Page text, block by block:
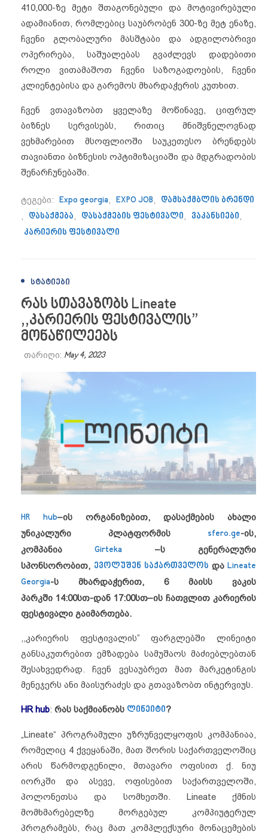
410,000-ზე მეტი შთაგონებული და მოტივირებული
ადამიანით, რომლებიც საუბრობენ 300-ზე მეტ ენაზე,
ჩვენი გლობალური მასშტაბი და ადგილობრივი
ოპერირება, საშუალებას გვაძლევს დადებითი
როლი ვითამაშოთ ჩვენი საზოგადოების, ჩვენი
კლიენტებისა და გარემოს მხარდაჭერის კუთხით.
ჩვენ ვთავაზობთ ყველაზე მოწინავე, ციფრულ
ბიზნეს სერვისებს, რითიც მნიშვნელოვნად
ვეხმარებით მსოფლიოში საუკეთესო ბრენდებს
თავიანთი ბიზნესის ოპტიმიზაციაში და მდგრადობის
შენარჩუნებაში.
ტეგები: Expo georgia, EXPO JOB, დამსაქმბლის ბრენდი
, დასაქმება, დასაქმების ფესტივალი, ვაკანსიები,
კარიერის ფესტივალი
ᲡᲢᲐᲢᲘᲔᲑᲘ
რას სთავაზობს Lineate
,,კარიერის ფესტივალის”
მონაწილეებს
თარიღი: May 4, 2023
HR hub–ის ორგანიზებით, დასაქმების ახალი
უნიკალური პლატფორმის sfero.ge-ის,
კომპანია Girteka –ს გენერალური
სპონსორობით, ევოლუშენ საქართველოს და Lineate
Georgia-ს მხარდაჭერით, 6 მაისს ვაკის
პარკში 14:00სთ-დან 17:00სთ–ის ჩათვლით კარიერის
ფესტივალი გაიმართება.
,,კარიერის ფესტივალის” ფარგლებში ლინეიტი
განსაკუთრებით ემზადება სამუშაოს მაძიებლებთან
შესახვედრად. ჩვენ ვესაუბრეთ მათ მარკეტინგის
მენეჯერს ანი მაისურაძეს და გთავაზობთ ინტერვიუს.
HR hub: რას საქმიანობს ლინეიტი?
„Lineate“ პროგრამული უზრუნველყოფის კომპანიაა,
რომელიც 4 ქვეყანაში, მათ შორის საქართველოშიც
არის წარმოდგენილი, მთავარი ოფისით ქ. ნიუ
იორკში და ასევე, ოფისებით საქართველოში,
პოლონეთსა და სომხეთში. Lineate ქმნის
მომხმარებელზე მორგებულ კომპიუტერულ
პროგრამებს, რაც მათ კომპლექსური მონაცემების